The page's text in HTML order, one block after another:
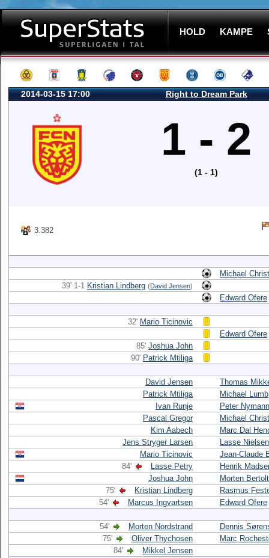
HOLD KAMPE
2014-03-15 17:00 Right to Dream Park
1 - 2
(1 - 1)
3.382
Michael
39' 1-1 Kristian Lindberg (David Jensen)
Edward Ofere
32' Mario Ticinovic
Edward Ofere
85' Joshua John
90' Patrick Mtiliga
David Jensen
Thomas
Patrick Mtiliga
Michael Lumb
Ivan Runje
Peter Nymann
Pascal Gregor
Michael
Kim Aabech
Marc Dal
Jens Stryger Larsen
Lasse Nielsen
Mario Ticinovic
Jean-Claude
84'
Lasse Petry
Henrik
Joshua John
Morten Bertolt
75'
Kristian Lindberg
Rasmus
54'
Marcus Ingvartsen Edward Ofere
54' Morten Nordstrand
Dennis
75'
Oliver Thychosen
Marc
84'
Mikkel Jensen